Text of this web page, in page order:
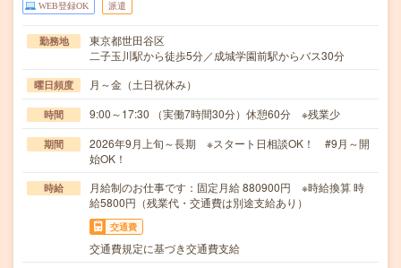
WEB登録OK 派遣
勤務地
東京都世田谷区
二子玉川駅から徒歩5分／成城学園前駅からバス30分
曜日頻度 月～金（土日祝休み）
時間 9:00～17:30 （実働7時間30分）休憩60分 ※残業少
期間
2026年9月上旬～長期 ※スタート日相談OK！ #9月～開
始OK！
時給
月給制のお仕事です：固定月給 880900円 ※時給換算 時
給5800円（残業代・交通費は別途支給あり）
交通費
交通費規定に基づき交通費支給